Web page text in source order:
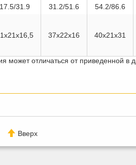
17.5/31.9 31.2/51.6 54.2/86.6
37x22x16 40х21x31
может отличаться от приведенной в
Вверх